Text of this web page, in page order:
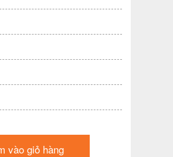
vào giỏ hàng